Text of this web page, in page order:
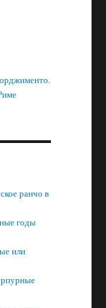
ранчо в
годы
или